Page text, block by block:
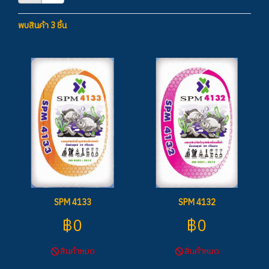
พบสินค้า 3 ชิ้น
SPM 4133
฿0
สินค้าหมด
SPM 4132
฿0
สินค้าหมด